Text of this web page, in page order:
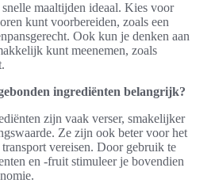
maaltijden ideaal. Kies voor
kunt voorbereiden, zoals een
Ook kun je denken aan
kunt meenemen, zoals
ingrediënten belangrijk?
zijn vaak verser, smakelijker
Ze zijn ook beter voor het
vereisen. Door gebruik te
en -fruit stimuleer je bovendien